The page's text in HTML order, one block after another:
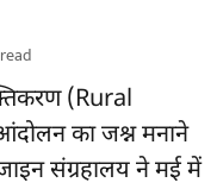
(Rural
का जश्न मनाने
संग्रहालय ने मई में